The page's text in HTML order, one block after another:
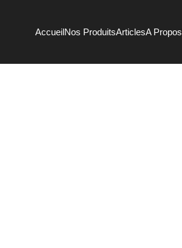
AccueilNos ProduitsArticlesA Propos